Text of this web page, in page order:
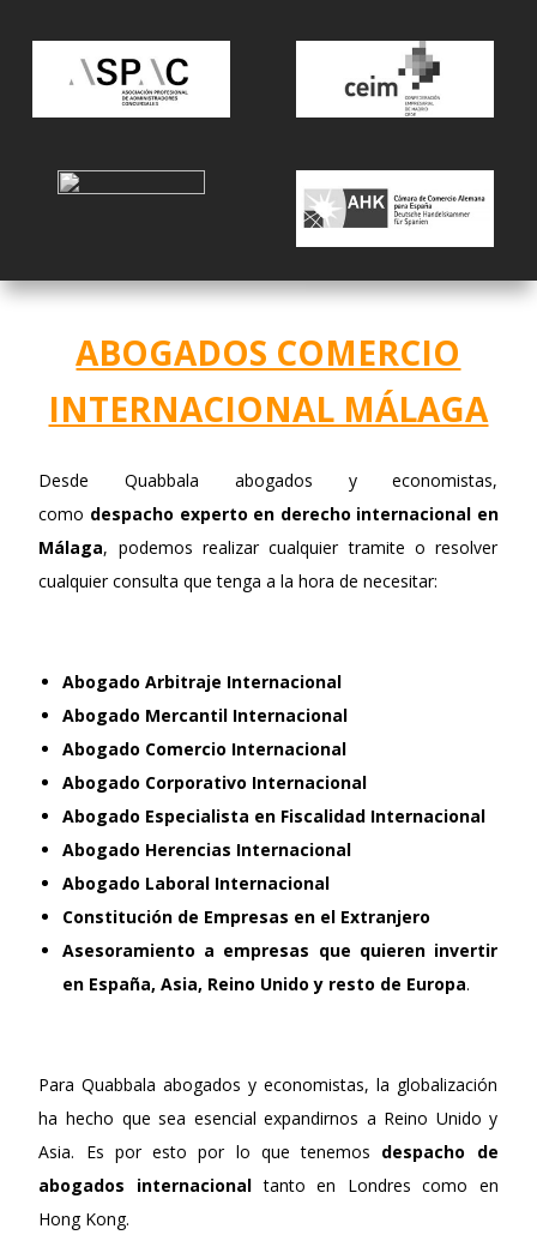
ABOGADOS COMERCIO
INTERNACIONAL MÁLAGA
Desde Quabbala abogados y economistas,
como despacho experto en derecho internacional en
Málaga, podemos realizar cualquier tramite o resolver
cualquier consulta que tenga a la hora de necesitar:
Abogado Arbitraje Internacional
Abogado Mercantil Internacional
Abogado Comercio Internacional
Abogado Corporativo Internacional
Abogado Especialista en Fiscalidad Internacional
Abogado Herencias Internacional
Abogado Laboral Internacional
Constitución de Empresas en el Extranjero
Asesoramiento a empresas que quieren invertir
en España, Asia, Reino Unido y resto de Europa.
Para Quabbala abogados y economistas, la globalización
ha hecho que sea esencial expandirnos a Reino Unido y
Asia. Es por esto por lo que tenemos despacho de
abogados internacional tanto en Londres como en
Hong Kong.